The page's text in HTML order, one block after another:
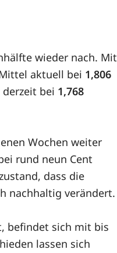
wieder nach. Mit
aktuell bei 1,806
derzeit bei 1,768
Wochen weiter
rund neun Cent
dass die
nachhaltig verändert.
befindet sich mit bis
lassen sich